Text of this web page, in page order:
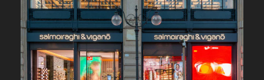
Informativa sulla privacyper ulteriori informazioni).